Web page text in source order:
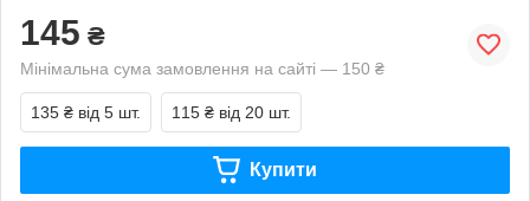
145 ₴
Мінімальна сума замовлення на сайті — 150 ₴
135 ₴ від 5 шт. 115 ₴ від 20 шт.
Купити